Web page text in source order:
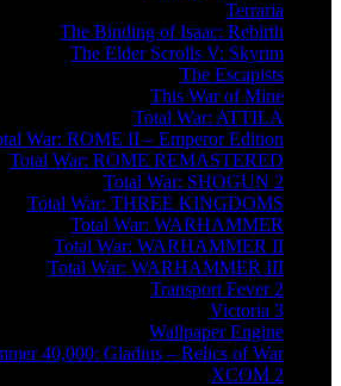
Terraria
The Binding of Isaac: Rebirth
The Elder Scrolls V: Skyrim
The Escapists
This War of Mine
Total War: ATTILA
War: ROME II – Emperor Edition
Total War: ROME REMASTERED
Total War: SHOGUN 2
Total War: THREE KINGDOMS
Total War: WARHAMMER
Total War: WARHAMMER II
Total War: WARHAMMER III
Transport Fever 2
Victoria 3
Wallpaper Engine
40,000: Gladius – Relics of War
XCOM 2